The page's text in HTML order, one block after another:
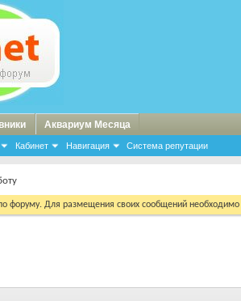
Кабинет Навигация Система репутации
Аквариум Месяца
форуму. Для размещения своих сообщений необходимо